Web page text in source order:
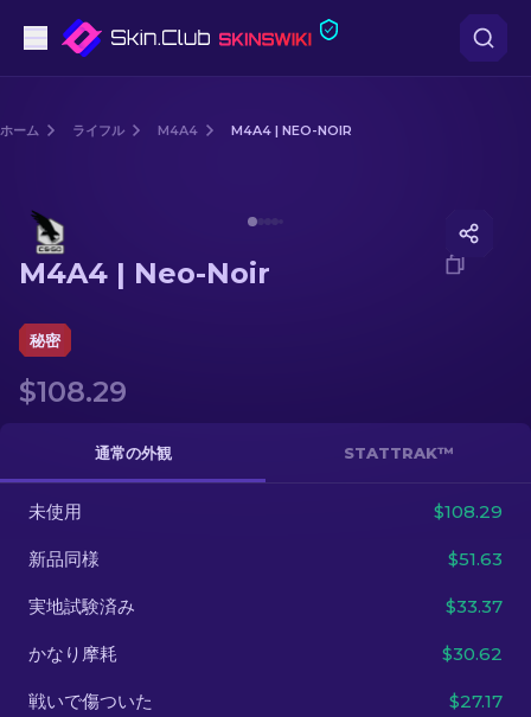
スナイパーライフル
グローブ
ケース
その他
ホーム ライフル M4A4 M4A4 | NEO-NOIR
M4A4 | Neo-Noir
秘密
$108.29
通常の外観 STATTRAK™
未使用 $108.29
新品同様 $51.63
実地試験済み $33.37
かなり摩耗 $30.62
戦いで傷ついた $27.17